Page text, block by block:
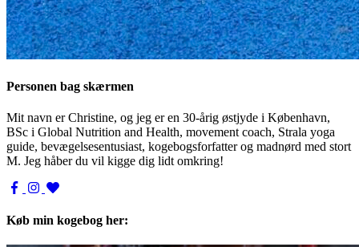
Personen bag skærmen
Mit navn er Christine, og jeg er en 30-årig østjyde i København,
BSc i Global Nutrition and Health, movement coach, Strala yoga
guide, bevægelsesentusiast, kogebogsforfatter og madnørd med stort
M. Jeg håber du vil kigge dig lidt omkring!
Køb min kogebog her: